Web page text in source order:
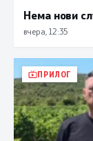
Нема нови
вчера, 12:35
ПРИЛОГ